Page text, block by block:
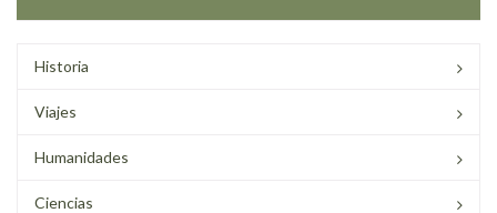
Historia
Viajes
Humanidades
Ciencias